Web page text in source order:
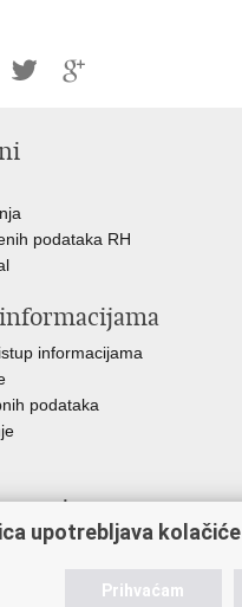
Twitteru
podataka RH
informacijama
podataka
poslova
upotrebljava kolačiće
Prihvaćam